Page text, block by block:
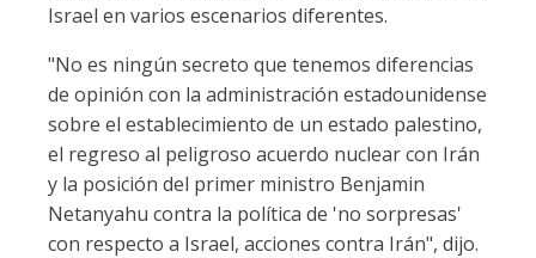
Israel en varios escenarios diferentes.
"No es ningún secreto que tenemos diferencias
de opinión con la administración estadounidense
sobre el establecimiento de un estado palestino,
el regreso al peligroso acuerdo nuclear con Irán
y la posición del primer ministro Benjamin
Netanyahu contra la política de 'no sorpresas'
con respecto a Israel, acciones contra Irán", dijo.